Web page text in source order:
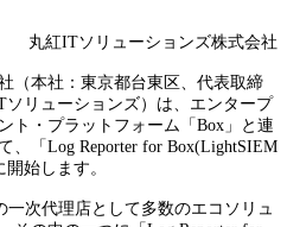
丸紅ITソリューションズ株式会社
（本社：東京都台東区、代表取締
リューションズ）は、エンタープ
ト・プラットフォーム「Box」と連
、「Log Reporter for Box(LightSIEM
始します。
次代理店として多数のエコソリュ